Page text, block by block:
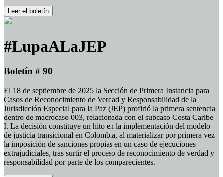
Leer el boletín
#LupaALaJEP
Boletín # 90
El 18 de septiembre de 2025 la Sección de Primera Instancia para
Casos de Reconocimiento de Verdad y Responsabilidad de la
Jurisdicción Especial para la Paz (JEP) profirió la primera sentencia
dentro de macrocaso 003, relacionada con el subcaso Costa Caribe
I. La decisión constituye un hito en la implementación del modelo
de justicia transicional en Colombia, al materializar por primera vez
la imposición de sanciones propias en un caso de ejecuciones
extrajudiciales, tras surtir el proceso de reconocimiento de verdad y
responsabilidad por parte de los comparecientes.